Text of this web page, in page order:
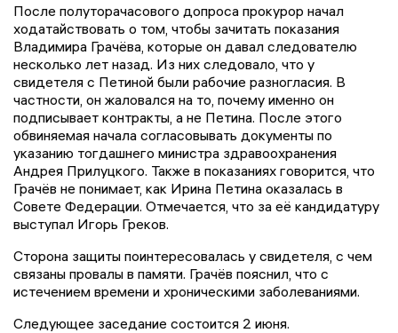
После полуторачасового допроса прокурор начал
ходатайствовать о том, чтобы зачитать показания
Владимира Грачёва, которые он давал следователю
несколько лет назад. Из них следовало, что у
свидетеля с Петиной были рабочие разногласия. В
частности, он жаловался на то, почему именно он
подписывает контракты, а не Петина. После этого
обвиняемая начала согласовывать документы по
указанию тогдашнего министра здравоохранения
Андрея Прилуцкого. Также в показаниях говорится, что
Грачёв не понимает, как Ирина Петина оказалась в
Совете Федерации. Отмечается, что за её кандидатуру
выступал Игорь Греков.
Сторона защиты поинтересовалась у свидетеля, с чем
связаны провалы в памяти. Грачёв пояснил, что с
истечением времени и хроническими заболеваниями.
Следующее заседание состоится 2 июня.